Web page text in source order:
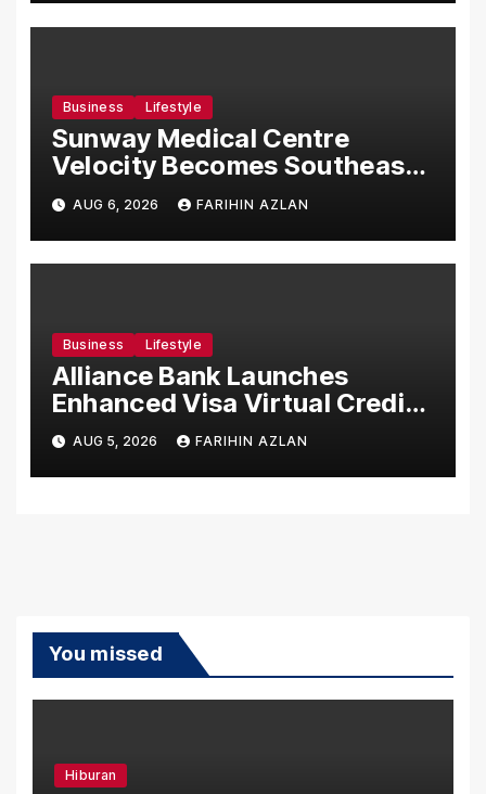
Business Lifestyle
Sunway Medical Centre
Velocity Becomes Southeast
Asia’s First Hospital to
Introduce the Comprehensive
NORAV Clinical Management
System, Elevating Patient
AUG 6, 2026 FARIHIN AZLAN
Business Lifestyle
Alliance Bank Launches
Enhanced Visa Virtual Credit
Card, Introduces New Brand
Ambassadors
AUG 5, 2026 FARIHIN AZLAN
You missed
Hiburan